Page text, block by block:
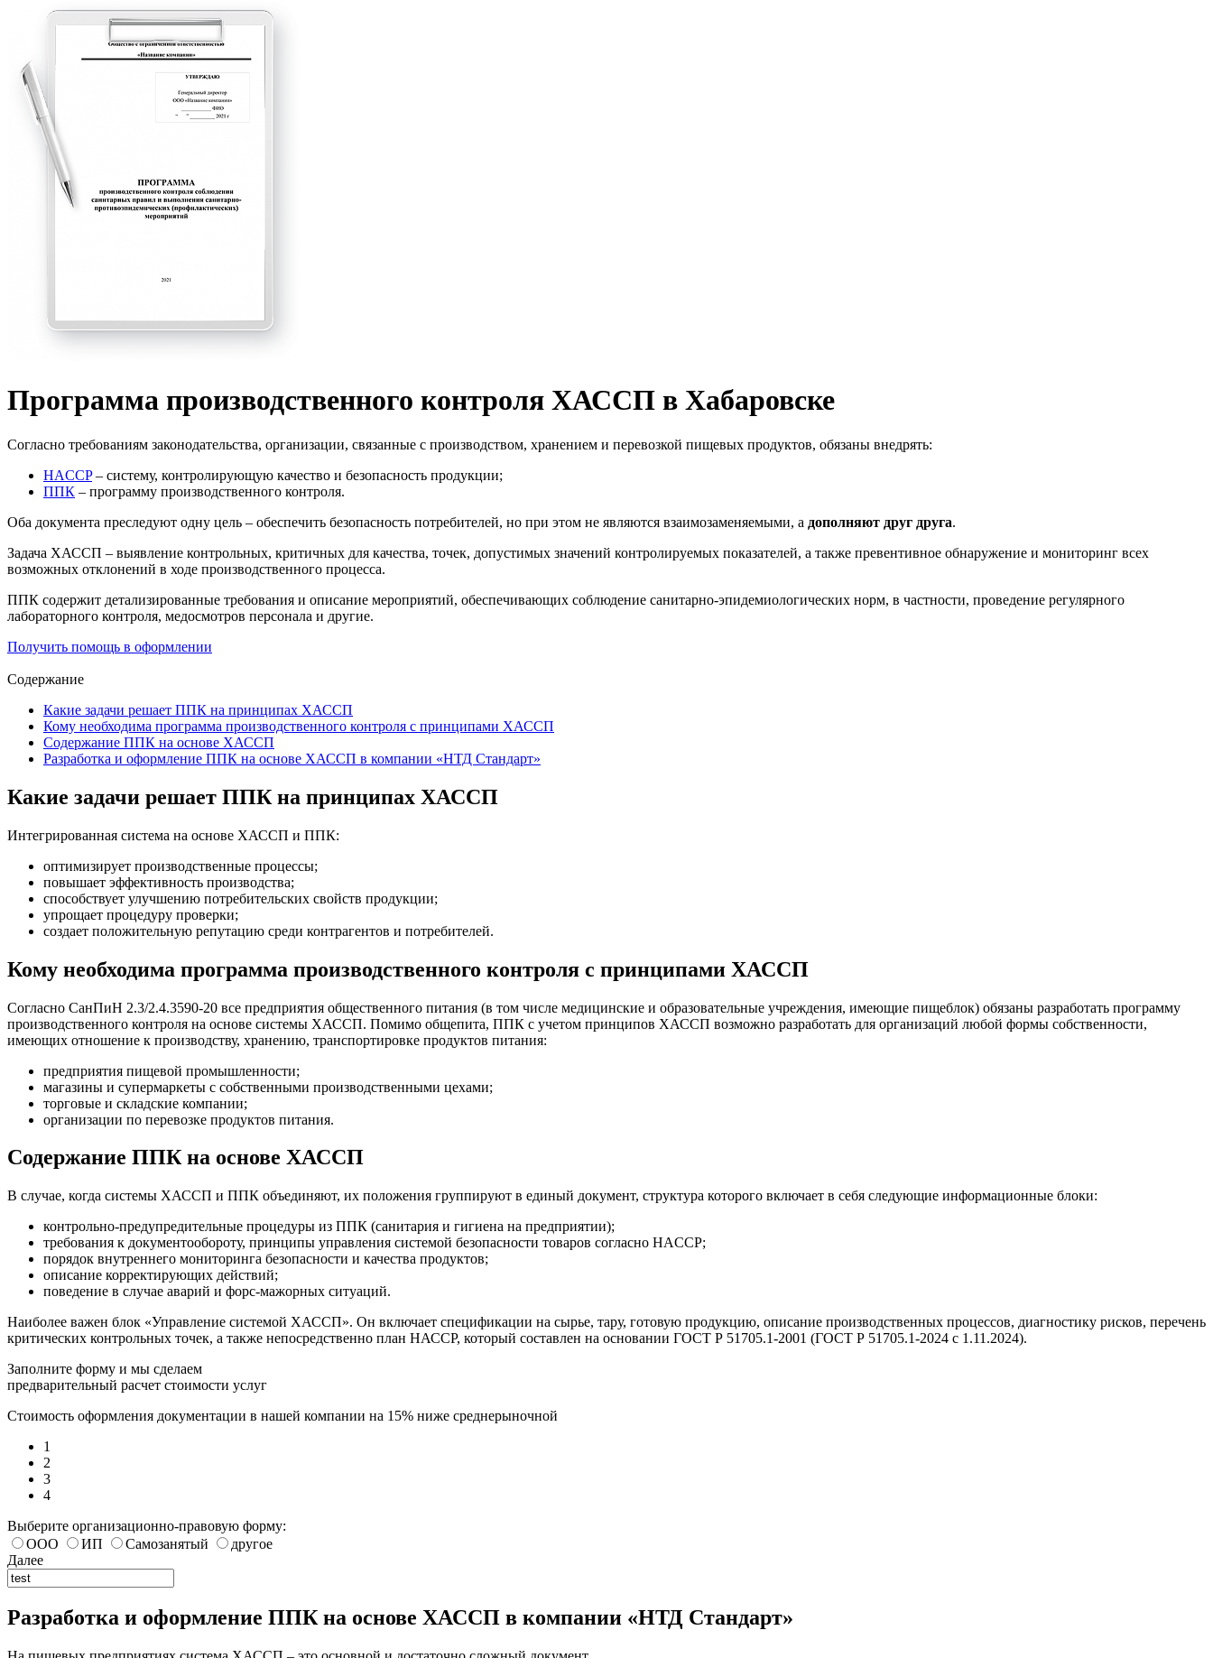
Программа производственного контроля ХАССП в Хабаровске
Согласно требованиям законодательства, организации, связанные с производством, хранением и перевозкой пищевых продуктов, обязаны внедрять:
HACCP– систему, контролирующую качество и безопасность продукции;
ППК – программу производственного контроля.
Оба документа преследуют одну цель – обеспечить безопасность потребителей, но при этом не являются взаимозаменяемыми, а дополняют друг друга.
Задача ХАССП – выявление контрольных, критичных для качества, точек, допустимых значений контролируемых показателей, а также превентивное обнаружение и мониторинг всех
возможных отклонений в ходе производственного процесса.
ППК содержит детализированные требования и описание мероприятий, обеспечивающих соблюдение санитарно-эпидемиологических норм, в частности, проведение регулярного
лабораторного контроля, медосмотров персонала и другие.
Получить помощь в оформлении
Содержание
Какие задачи решает ППК на принципах ХАССП
Кому необходима программа производственного контроля с принципами ХАССП
Содержание ППК на основе ХАССП
Разработка и оформление ППК на основе ХАССП в компании «НТД Стандарт»
Какие задачи решает ППК на принципах ХАССП
Интегрированная система на основе ХАССП и ППК:
оптимизирует производственные процессы;
повышает эффективность производства;
способствует улучшению потребительских свойств продукции;
упрощает процедуру проверки;
создает положительную репутацию среди контрагентов и потребителей.
Кому необходима программа производственного контроля с принципами ХАССП
Согласно СанПиН 2.3/2.4.3590-20 все предприятия общественного питания (в том числе медицинские и образовательные учреждения, имеющие пищеблок) обязаны разработать программу
производственного контроля на основе системы ХАССП. Помимо общепита, ППК с учетом принципов ХАССП возможно разработать для организаций любой формы собственности,
имеющих отношение к производству, хранению, транспортировке продуктов питания:
предприятия пищевой промышленности;
магазины и супермаркеты с собственными производственными цехами;
торговые и складские компании;
организации по перевозке продуктов питания.
Содержание ППК на основе ХАССП
В случае, когда системы ХАССП и ППК объединяют, их положения группируют в единый документ, структура которого включает в себя следующие информационные блоки:
контрольно-предупредительные процедуры из ППК (санитария и гигиена на предприятии);
требования к документообороту, принципы управления системой безопасности товаров согласно HACCP;
порядок внутреннего мониторинга безопасности и качества продуктов;
описание корректирующих действий;
поведение в случае аварий и форс-мажорных ситуаций.
Наиболее важен блок «Управление системой ХАССП». Он включает спецификации на сырье, тару, готовую продукцию, описание производственных процессов, диагностику рисков, перечень
критических контрольных точек, а также непосредственно план НАССР, который составлен на основании ГОСТ Р 51705.1-2001 (ГОСТ Р 51705.1-2024 с 1.11.2024).
Заполните форму и мы сделаем
предварительный расчет стоимости услуг
Стоимость оформления документации в нашей компании на 15% ниже среднерыночной
1
2
3
4
Выберите организационно-правовую форму:
ООО
ИП Самозанятый
другое
Далее
Разработка и оформление ППК на основе ХАССП в компании «НТД Стандарт»